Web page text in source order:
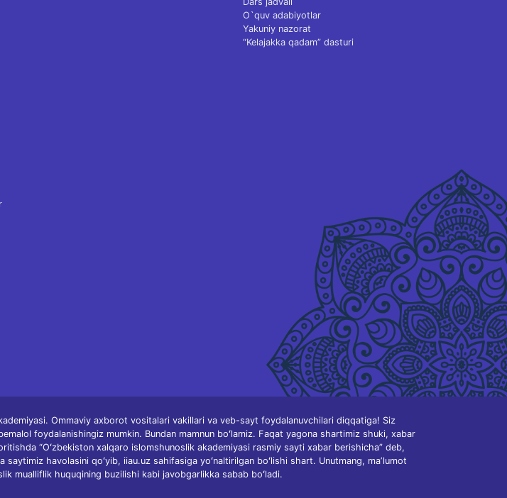
O`quv adabiyotlar
Yakuniy nazorat
“Kelajakka qadam” dasturi
Ommaviy axborot vositalari vakillari va veb-sayt foydalanuvchilari diqqatiga! Siz
foydalanishingiz mumkin. Bundan mamnun boʻlamiz. Faqat yagona shartimiz shuki, xabar
“Oʻzbekiston xalqaro islomshunoslik akademiyasi rasmiy sayti xabar berishicha” deb,
saytimiz havolasini qoʻyib, iiau.uz sahifasiga yoʻnaltirilgan boʻlishi shart. Unutmang, maʼlumot
mualliflik huquqining buzilishi kabi javobgarlikka sabab boʻladi.